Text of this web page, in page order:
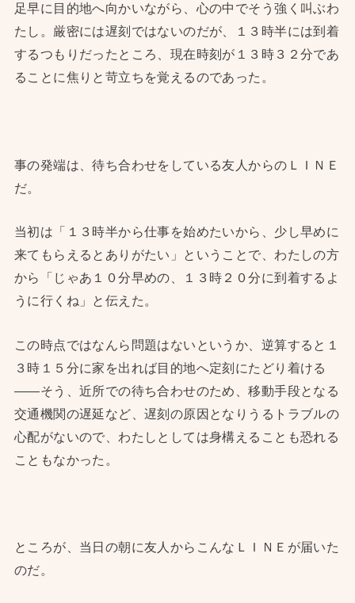
足早に目的地へ向かいながら、心の中でそう強く叫ぶわ
たし。厳密には遅刻ではないのだが、１３時半には到着
するつもりだったところ、現在時刻が１３時３２分であ
ることに焦りと苛立ちを覚えるのであった。
事の発端は、待ち合わせをしている友人からのＬＩＮＥ
だ。
当初は「１３時半から仕事を始めたいから、少し早めに
来てもらえるとありがたい」ということで、わたしの方
から「じゃあ１０分早めの、１３時２０分に到着するよ
うに行くね」と伝えた。
この時点ではなんら問題はないというか、逆算すると１
３時１５分に家を出れば目的地へ定刻にたどり着ける
——そう、近所での待ち合わせのため、移動手段となる
交通機関の遅延など、遅刻の原因となりうるトラブルの
心配がないので、わたしとしては身構えることも恐れる
こともなかった。
ところが、当日の朝に友人からこんなＬＩＮＥが届いた
のだ。